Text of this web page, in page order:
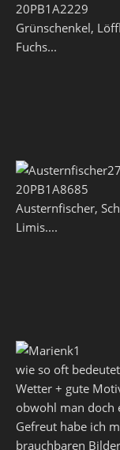
Grünschenkel,
Fuchs...
Austernfischer,
Limis....
wie so oft
Wetter + gute
obwohl man doch
Gefreut habe ich
brauchbaren